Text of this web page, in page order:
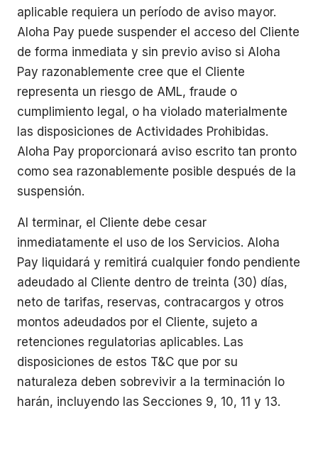
aplicable requiera un período de aviso mayor.
Aloha Pay puede suspender el acceso del Cliente
de forma inmediata y sin previo aviso si Aloha
Pay razonablemente cree que el Cliente
representa un riesgo de AML, fraude o
cumplimiento legal, o ha violado materialmente
las disposiciones de Actividades Prohibidas.
Aloha Pay proporcionará aviso escrito tan pronto
como sea razonablemente posible después de la
suspensión.
Al terminar, el Cliente debe cesar
inmediatamente el uso de los Servicios. Aloha
Pay liquidará y remitirá cualquier fondo pendiente
adeudado al Cliente dentro de treinta (30) días,
neto de tarifas, reservas, contracargos y otros
montos adeudados por el Cliente, sujeto a
retenciones regulatorias aplicables. Las
disposiciones de estos T&C que por su
naturaleza deben sobrevivir a la terminación lo
harán, incluyendo las Secciones 9, 10, 11 y 13.